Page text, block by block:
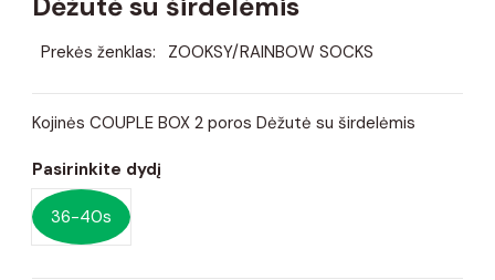
Prekės ženklas: ZOOKSY/RAINBOW SOCKS
Kojinės COUPLE BOX 2 poros Dėžutė su širdelėmis
Pasirinkite dydį
36-40s